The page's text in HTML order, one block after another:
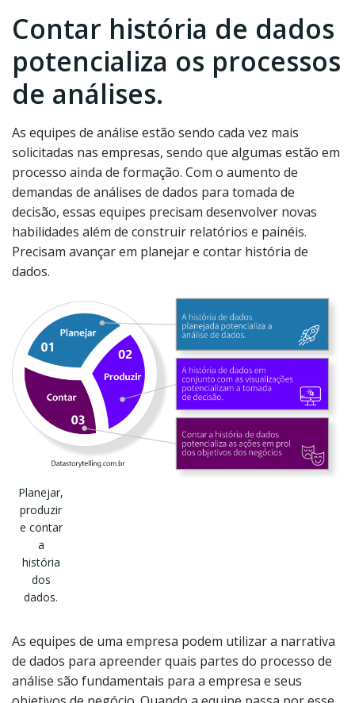
Contar história de dados
potencializa os processos
de análises.
As equipes de análise estão sendo cada vez mais
solicitadas nas empresas, sendo que algumas estão em
processo ainda de formação. Com o aumento de
demandas de análises de dados para tomada de
decisão, essas equipes precisam desenvolver novas
habilidades além de construir relatórios e painéis.
Precisam avançar em planejar e contar história de
dados.
Planejar,
produzir
e contar
a
história
dos
dados.
As equipes de uma empresa podem utilizar a narrativa
de dados para apreender quais partes do processo de
análise são fundamentais para a empresa e seus